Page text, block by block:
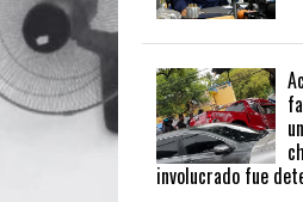
involucrado fue